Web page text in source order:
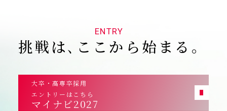
ENTRY
挑戦は､ここから始まる｡
大卒・高専卒採用
エントリーはこちら
マイナビ2027